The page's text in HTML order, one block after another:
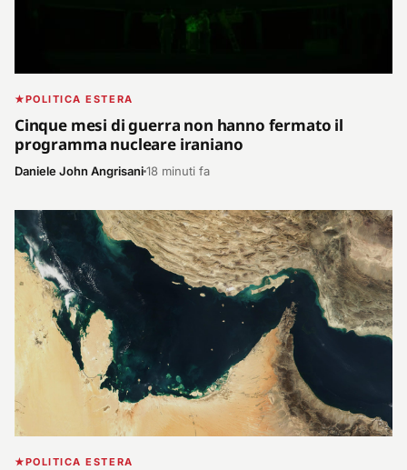
POLITICA ESTERA
Cinque mesi di guerra non hanno fermato il
programma nucleare iraniano
Daniele John Angrisani18 minuti fa
POLITICA ESTERA